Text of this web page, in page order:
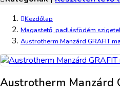
Kezdőlap
Magastető, padlásfödém
Austrotherm Manzárd GRAFIT
Austrotherm Manzárd